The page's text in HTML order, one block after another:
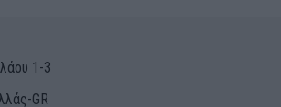
1-3
GR